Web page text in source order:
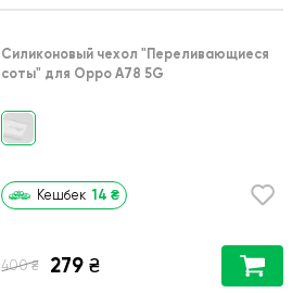
Силиконовый чехол "Переливающиеся
соты" для Oppo A78 5G
Кешбек 14 ₴
400 ₴ 279 ₴